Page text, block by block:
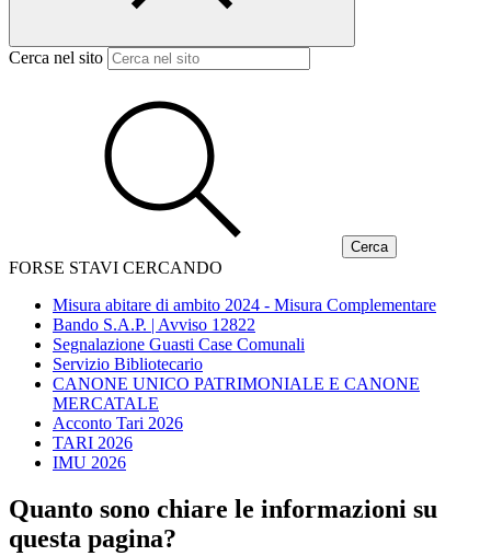
Cerca nel sito
FORSE STAVI CERCANDO
Misura abitare di ambito 2024 - Misura Complementare
Bando S.A.P. | Avviso 12822
Segnalazione Guasti Case Comunali
Servizio Bibliotecario
CANONE UNICO PATRIMONIALE E CANONE
MERCATALE
Acconto Tari 2026
TARI 2026
IMU 2026
Quanto sono chiare le informazioni su
questa pagina?